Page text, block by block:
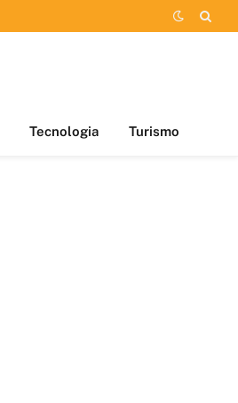
Tecnologia Turismo